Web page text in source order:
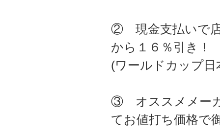
② 現金支払いで店
から１６％引き！
(ワールドカップ
③ オススメメーカ
てお値打ち価格で